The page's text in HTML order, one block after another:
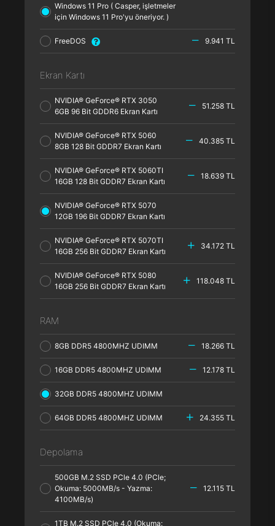
Windows 11 Pro ( Casper, işletmeler
için Windows 11 Pro'yu öneriyor. )
FreeDOS 9.941 TL
Ekran Kartı
NVIDIA® GeForce® RTX 3050
6GB 96 Bit GDDR6 Ekran Kartı
51.258 TL
NVIDIA® GeForce® RTX 5060
8GB 128 Bit GDDR7 Ekran Kartı
40.385 TL
NVIDIA® GeForce® RTX 5060TI
16GB 128 Bit GDDR7 Ekran Kartı
18.639 TL
NVIDIA® GeForce® RTX 5070
12GB 196 Bit GDDR7 Ekran Kartı
NVIDIA® GeForce® RTX 5070TI
16GB 256 Bit GDDR7 Ekran Kartı
34.172 TL
NVIDIA® GeForce® RTX 5080
16GB 256 Bit GDDR7 Ekran Kartı
118.048 TL
RAM
8GB DDR5 4800MHZ UDIMM 18.266 TL
16GB DDR5 4800MHZ UDIMM 12.178 TL
32GB DDR5 4800MHZ UDIMM
64GB DDR5 4800MHZ UDIMM 24.355 TL
Depolama
500GB M.2 SSD PCle 4.0 (PCle;
Okuma: 5000MB/s - Yazma:
4100MB/s)
12.115 TL
1TB M.2 SSD PCle 4.0 (Okuma: